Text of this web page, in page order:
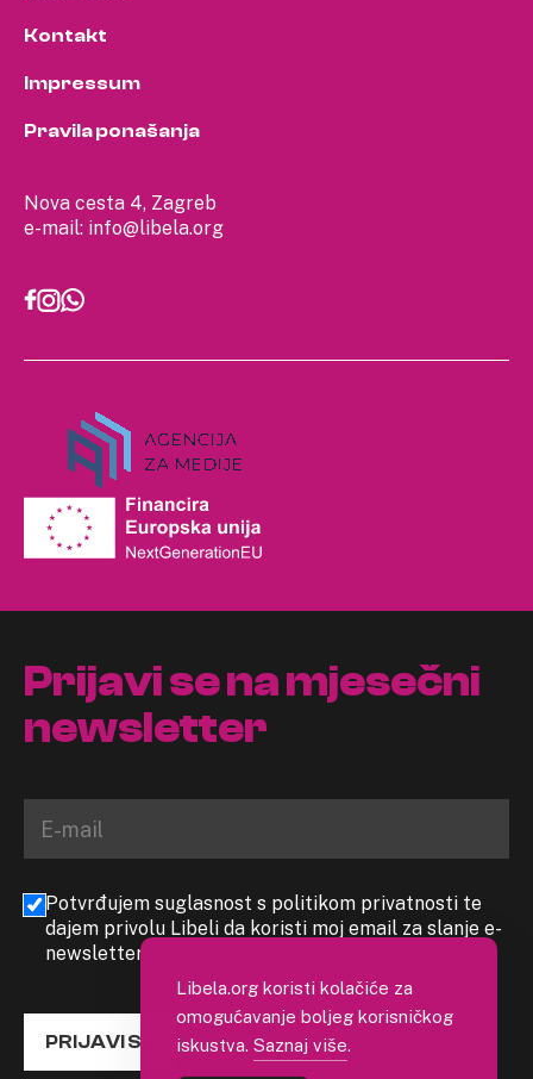
Nova cesta 4, Zagreb
e-mail: info@libela.org
Kontakt
Impressum
Pravila ponašanja
Prijavi se na mjesečni
newsletter
Potvrđujem suglasnost s politikom privatnosti te
dajem privolu Libeli da koristi moj email za slanje e-
newslettera
PRIJAVI SE
Libela.org koristi kolačiće za
omogućavanje boljeg korisničkog
iskustva. Saznaj više.